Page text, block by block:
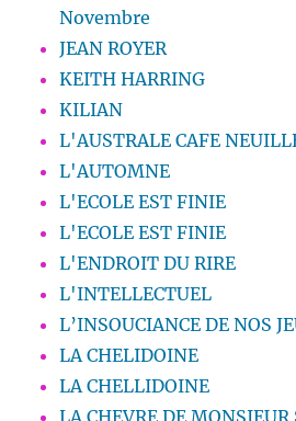
Novembre
JEAN ROYER
KEITH HARRING
KILIAN
L'AUSTRALE CAFE
L'AUTOMNE
L'ECOLE EST FINIE
L'ECOLE EST FINIE
L'ENDROIT DU RIRE
L'INTELLECTUEL
L’INSOUCIANCE DE NOS
LA CHELIDOINE
LA CHELLIDOINE